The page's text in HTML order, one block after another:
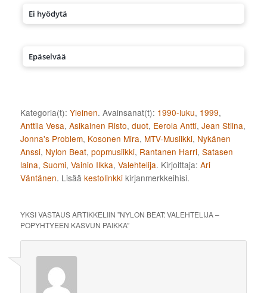
Ei hyödytä
Epäselvää
Kategoria(t):Yleinen. Avainsanat(t): 1990-luku, 1999,
Anttila Vesa,Asikainen Risto,duot, Eerola Antti,Jean Stiina,
Jonna's Problem, Kosonen Mira, MTV-Musiikki, Nykänen
Anssi, Nylon Beat,popmusiikki, Rantanen Harri,Satasen
laina,Suomi,Vainio Ilkka,Valehtelija. Kirjoittaja:Ari
Väntänen. Lisääkestolinkki kirjanmerkkeihisi.
YKSI VASTAUS ARTIKKELIIN ”NYLON BEAT: VALEHTELIJA –
POPYHTYEEN KASVUN PAIKKA”